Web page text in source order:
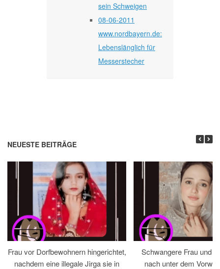
sein Schweigen
08-06-2011
www.nordbayern.de:
Lebenslänglich für
Messerstecher
NEUESTE BEITRÄGE
Frau vor Dorfbewohnern hingerichtet,
nachdem eine illegale Jirga sie in
Schwangere Frau und
nach unter dem